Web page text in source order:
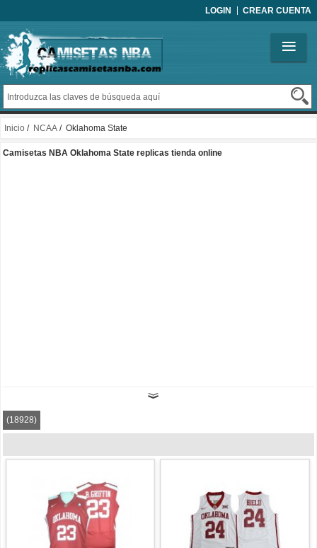
LOGIN CREAR CUENTA
Inicio / NCAA / Oklahoma State
Camisetas NBA Oklahoma State replicas tienda online
(18928)